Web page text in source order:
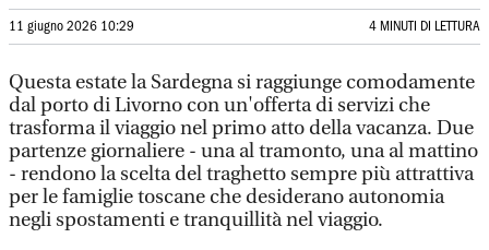
11 giugno 2026 10:29 4 MINUTI DI LETTURA
Questa estate la Sardegna si raggiunge comodamente
dal porto di Livorno con un'offerta di servizi che
trasforma il viaggio nel primo atto della vacanza. Due
partenze giornaliere - una al tramonto, una al mattino
- rendono la scelta del traghetto sempre più attrattiva
per le famiglie toscane che desiderano autonomia
negli spostamenti e tranquillità nel viaggio.